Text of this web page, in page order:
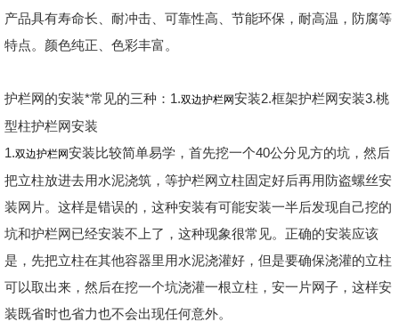
产品具有寿命长、耐冲击、可靠性高、节能环保，耐高温，防腐等
特点。颜色纯正、色彩丰富。
护栏网的安装*常见的三种：1.双边护栏网安装2.框架护栏网安装3.桃
型柱护栏网安装
1.双边护栏网安装比较简单易学，首先挖一个40公分见方的坑，然后
把立柱放进去用水泥浇筑，等护栏网立柱固定好后再用防盗螺丝安
装网片。这样是错误的，这种安装有可能安装一半后发现自己挖的
坑和护栏网已经安装不上了，这种现象很常见。正确的安装应该
是，先把立柱在其他容器里用水泥浇灌好，但是要确保浇灌的立柱
可以取出来，然后在挖一个坑浇灌一根立柱，安一片网子，这样安
装既省时也省力也不会出现任何意外。